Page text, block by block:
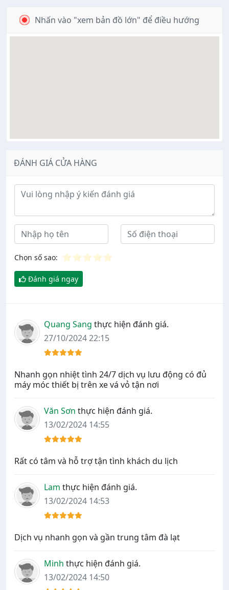
Nhấn vào "xem bản đồ lớn" để điều hướng
ĐÁNH GIÁ CỬA HÀNG
Ý kiến đánh giá
Chọn số sao: ⭐⭐⭐⭐⭐
Đánh giá ngay
Quang Sang thực hiện đánh giá.
27/10/2024 22:15
Nhanh gọn nhiệt tình 24/7 dịch vụ lưu động có đủ
máy móc thiết bị trên xe vá vỏ tận nơi
Văn Sơn thực hiện đánh giá.
13/02/2024 14:55
Rất có tâm và hỗ trợ tận tình khách du lịch
Lam thực hiện đánh giá.
13/02/2024 14:53
Dịch vụ nhanh gọn và gần trung tâm đà lạt
Minh thực hiện đánh giá.
13/02/2024 14:50